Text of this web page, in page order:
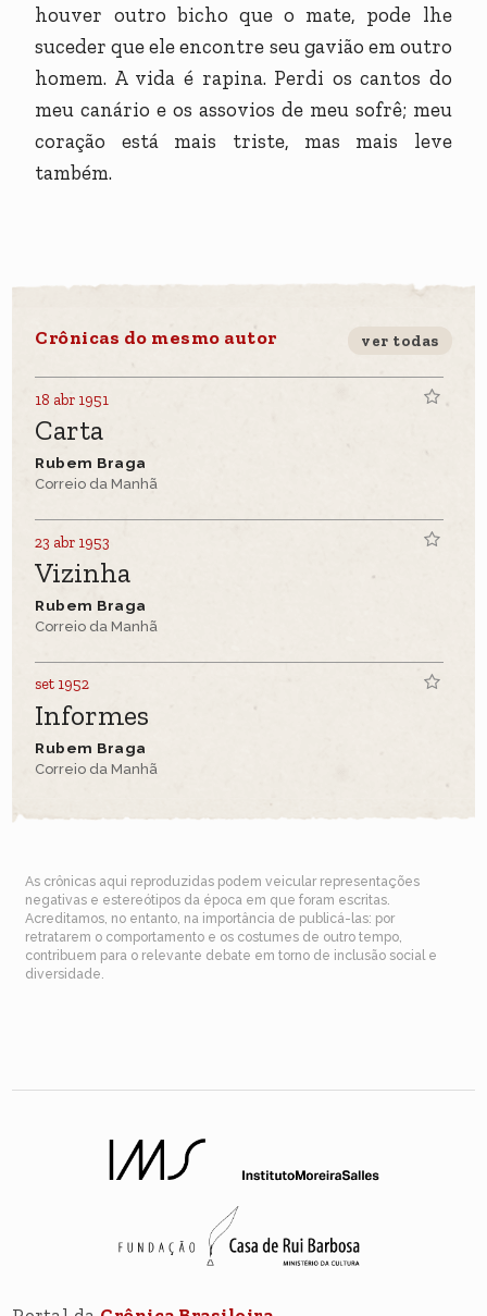
houver outro bicho que o mate, pode lhe
suceder que ele encontre seu gavião em outro
homem. A vida é rapina. Perdi os cantos do
meu canário e os assovios de meu sofrê; meu
coração está mais triste, mas mais leve
também.
Crônicas do mesmo autor ver todas
18 abr 1951
Carta
Rubem Braga
Correio da Manhã
23 abr 1953
Vizinha
Rubem Braga
Correio da Manhã
set 1952
Informes
Rubem Braga
Correio da Manhã
As crônicas aqui reproduzidas podem veicular representações
negativas e estereótipos da época em que foram escritas.
Acreditamos, no entanto, na importância de publicá-las: por
retratarem o comportamento e os costumes de outro tempo,
contribuem para o relevante debate em torno de inclusão social e
diversidade.